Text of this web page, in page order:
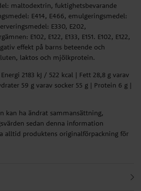
maltodextrin, fuktighetsbevarande
E414, E466, emulgeringsmedel:
E330, E202,
E102, E122, E133, E151. E102, E122,
effekt på barns beteende och
laktos och mjölkprotein.
2183 kJ / 522 kcal | Fett 28,8 g varav
59 g varav socker 55 g | Protein 6 g |
kan ha ändrat sammansättning,
sedan denna information
alltid produktens originalförpackning för